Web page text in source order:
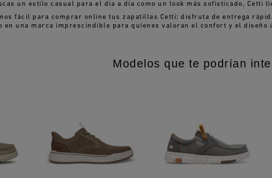
un estilo casual para el día a día como un look más sofisticado, Cetti
fácil para comprar online tus zapatillas Cetti: disfruta de entrega
en una marca imprescindible para quienes valoran el confort y el diseño
Modelos que te podrían